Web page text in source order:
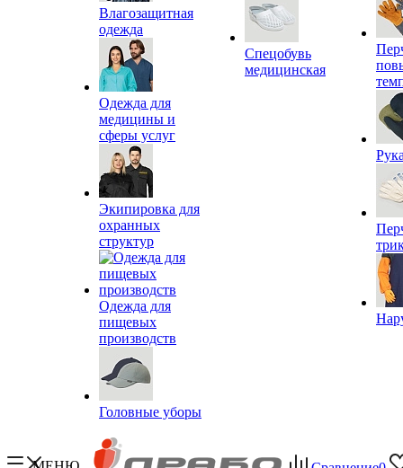
Влагозащитная
одежда
Одежда для
медицины и
сферы услуг
Экипировка для
охранных
структур
Одежда для
пищевых
производств
Головные уборы
Спецобувь
медицинская